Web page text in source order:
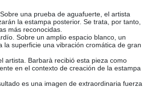
una prueba de aguafuerte, el artista
la estampa posterior. Se trata, por tanto,
más reconocidas.
Sobre un amplio espacio blanco, un
superficie una vibración cromática de gran
artista. Barbarà recibió esta pieza como
en el contexto de creación de la estampa
es una imagen de extraordinaria fuerza